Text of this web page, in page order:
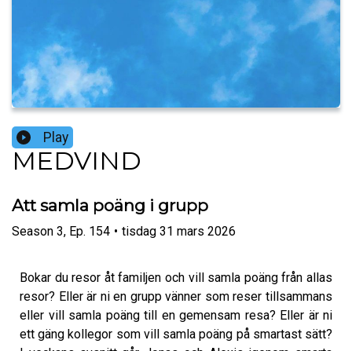
Play
MEDVIND
Att samla poäng i grupp
Season 3, Ep. 154 • tisdag 31 mars 2026
Bokar du resor åt familjen och vill samla poäng från allas
resor? Eller är ni en grupp vänner som reser tillsammans
eller vill samla poäng till en gemensam resa? Eller är ni
ett gäng kollegor som vill samla poäng på smartast sätt?